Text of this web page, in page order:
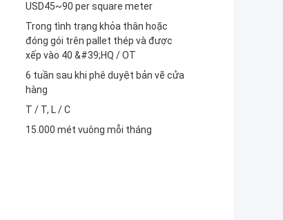
USD45~90 per square meter
Trong tình trạng khỏa thân hoặc
đóng gói trên pallet thép và được
xếp vào 40 &#39;HQ / OT
6 tuần sau khi phê duyệt bản vẽ cửa
hàng
T / T, L / C
15.000 mét vuông mỗi tháng